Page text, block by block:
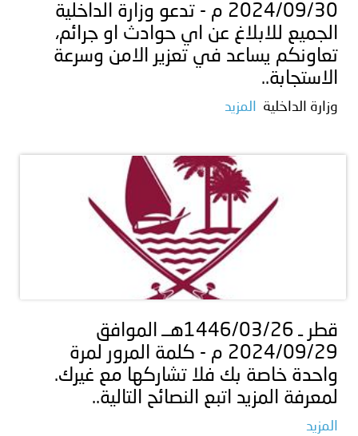
وفيديو
مجلة
أصداء
الأمانة
إعلانات
من
بنا
2024/09/30 م - تدعو وزارة الداخلية
الجميع للابلاغ عن اي حوادث او جرائم،
تعاونكم يساعد في تعزير الامن وسرعة
الاستجابة..
وزارة الداخلية المزيد
قطر ـ 1446/03/26هــ الموافق
2024/09/29 م - كلمة المرور لمرة
واحدة خاصة بك فلا تشاركها مع غيرك.
‏لمعرفة المزيد اتبع النصائح التالية..
المزيد